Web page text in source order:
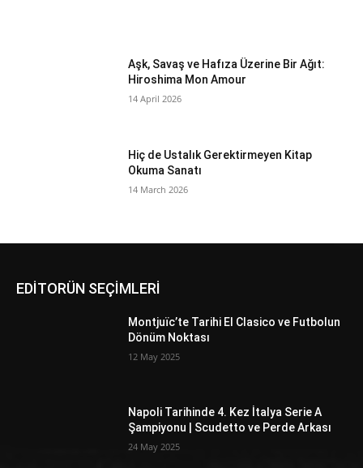
Aşk, Savaş ve Hafıza Üzerine Bir Ağıt:
Hiroshima Mon Amour
14 April 2026
Hiç de Ustalık Gerektirmeyen Kitap
Okuma Sanatı
14 March 2026
EDİTORÜN SEÇİMLERİ
Montjuïc’te Tarihi El Clasico ve Futbolun
Dönüm Noktası
12 May 2025
Napoli Tarihinde 4. Kez İtalya Serie A
Şampiyonu | Scudetto ve Perde Arkası
24 May 2025